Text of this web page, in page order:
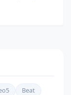
Beat